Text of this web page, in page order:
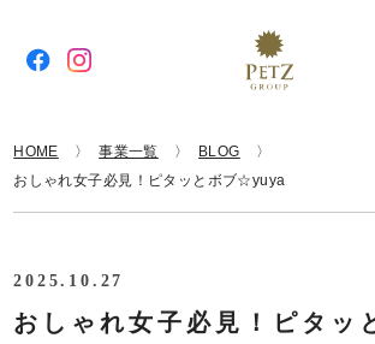
HOME 事業一覧
BLOG
おしゃれ女子必見！ピタッとボブ☆yuya
2025.10.27
おしゃれ女子必見！ピタッ